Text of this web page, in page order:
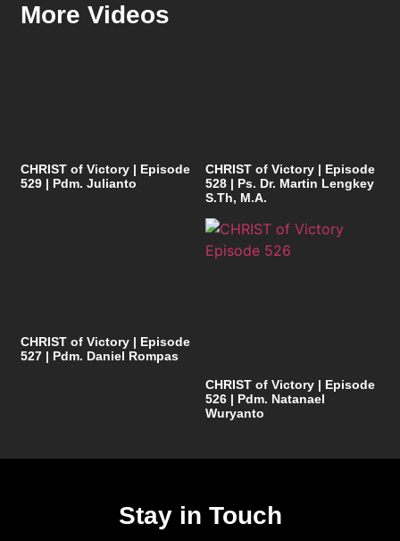
More Videos
CHRIST of Victory | Episode
529 | Pdm. Julianto
CHRIST of Victory | Episode
528 | Ps. Dr. Martin Lengkey
S.Th, M.A.
CHRIST of Victory | Episode
527 | Pdm. Daniel Rompas
CHRIST of Victory | Episode
526 | Pdm. Natanael
Wuryanto
Stay in Touch